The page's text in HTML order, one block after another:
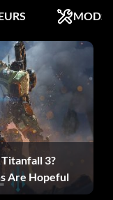
de texte. Il
sauvegarde du
répertoire "Save
le texte
de jeu
20, et les lignes
de trait à 200
:
MODS
3?
Are Hopeful